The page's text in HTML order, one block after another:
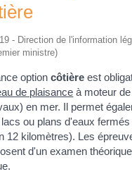
- Direction de l'information
ministre)
optioncôtière est
de plaisance à moteur
en mer. Il permet
ou plans d'eaux
12 kilomètres). Les
d'un examen